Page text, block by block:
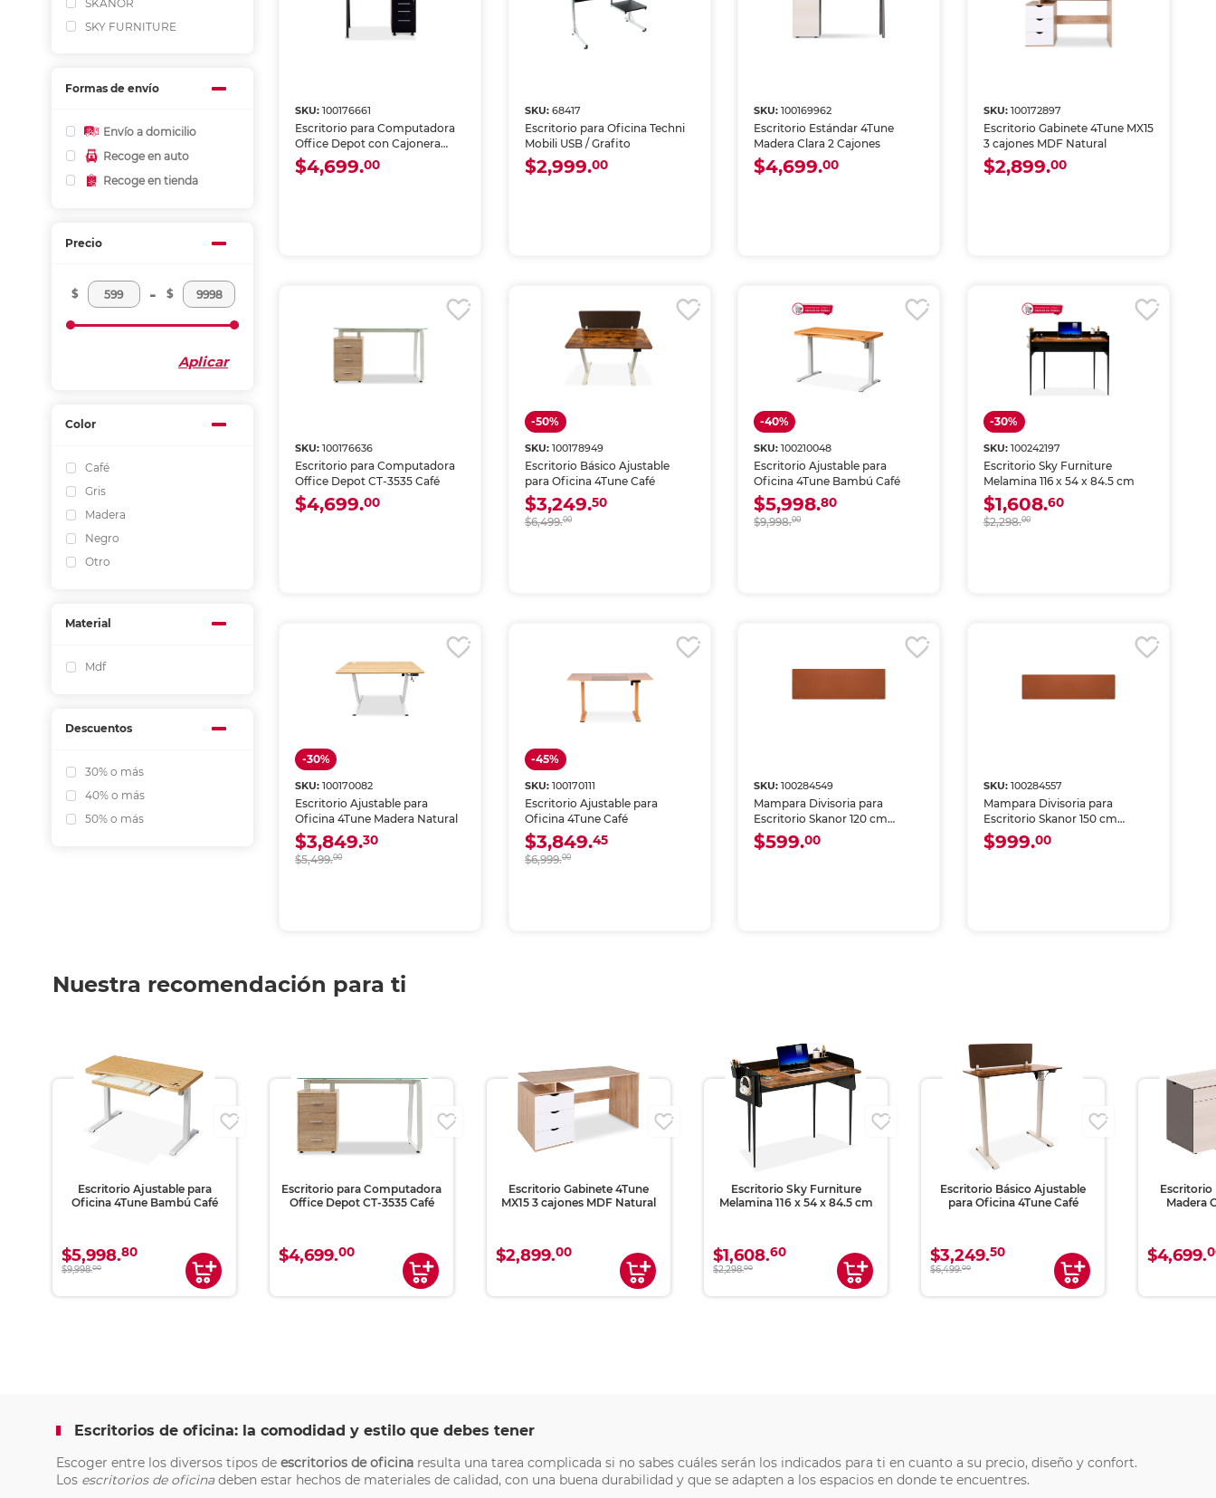
SKANOR
SKY FURNITURE
Formas de envío
Envío a domicilio
Recoge en auto
Recoge en tienda
Precio
$ - $
Aplicar
Color
Café
Gris
Madera
Negro
Otro
Material
Mdf
Descuentos
30% o más
40% o más
50% o más
SKU:100176661
Escritorio para Computadora
Office Depot con Cajonera
MDF Negro
$4,699.00
SKU: 68417
Escritorio para Oficina Techni
Mobili USB / Grafito
$2,999.00
SKU:100169962
Escritorio Estándar 4Tune
Madera Clara 2 Cajones
$4,699.00
SKU: 100172897
Escritorio Gabinete 4Tune MX15
3 cajones MDF Natural
$2,899.00
SKU:100176636
Escritorio para Computadora
Office Depot CT-3535 Café
$4,699.00
-50%
SKU: 100178949
Escritorio Básico Ajustable
para Oficina 4Tune Café
$3,249.50
$6,499.00
-40%
SKU:100210048
Escritorio Ajustable para
Oficina 4Tune Bambú Café
$5,998.80
$9,998.00
-30%
SKU: 100242197
Escritorio Sky Furniture
Melamina 116 x 54 x 84.5 cm
$1,608.60
$2,298.00
-30%
SKU:100170082
Escritorio Ajustable para
Oficina 4Tune Madera Natural
$3,849.30
$5,499.00
-45%
SKU: 100170111
Escritorio Ajustable para
Oficina 4Tune Café
$3,849.45
$6,999.00
SKU:100284549
Mampara Divisoria para
Escritorio Skanor 120 cm
Naranja
$599.00
SKU: 100284557
Mampara Divisoria para
Escritorio Skanor 150 cm
Naranja
$999.00
Nuestra recomendación para ti
Escritorio Ajustable para
Oficina 4Tune Bambú Café
$5,998.80
$9,998.00
Escritorio para Computadora
Office Depot CT-3535 Café
$4,699.00
Escritorio Gabinete 4Tune
MX15 3 cajones MDF Natural
$2,899.00
Escritorio Sky Furniture
Melamina 116 x 54 x 84.5 cm
$1,608.60
$2,298.00
Escritorio Básico Ajustable
para Oficina 4Tune Café
$3,249.50
$6,499.00
Escritorio
Madera
$4,699.
Escritorios de oficina: la comodidad y estilo que debes tener
Escoger entre los diversos tipos de escritorios de oficina resulta una tarea complicada si no sabes cuáles serán los indicados para ti en cuanto a su precio, diseño y confort.
Los escritorios de oficina deben estar hechos de materiales de calidad, con una buena durabilidad y que se adapten a los espacios en donde te encuentres.